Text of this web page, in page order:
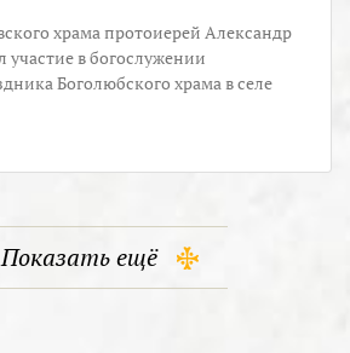
храма протоиерей Александр
в богослужении
Боголюбского храма в селе
Показать ещё